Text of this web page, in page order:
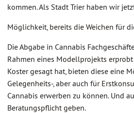
kommen. Als Stadt Trier haben wir
Möglichkeit, bereits die Weichen für
Die Abgabe in Cannabis
Rahmen eines Modellprojekts erprobt
Koster gesagt hat, bieten diese eine
Gelegenheits-, aber auch für
Cannabis erwerben zu können. Und
Beratungspflicht geben.